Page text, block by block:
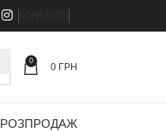
0
0 ГРН
РОЗПРОДАЖ